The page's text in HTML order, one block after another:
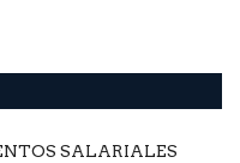
SALARIALES